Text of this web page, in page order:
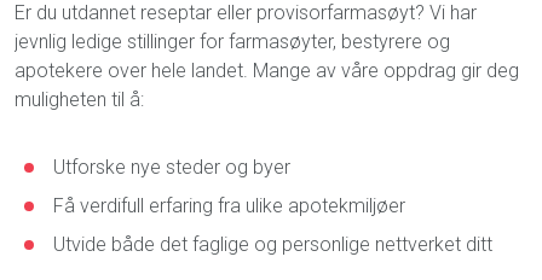
Er du utdannet reseptar eller provisorfarmasøyt? Vi har
jevnlig ledige stillinger for farmasøyter, bestyrere og
apotekere over hele landet. Mange av våre oppdrag gir deg
muligheten til å:
Utforske nye steder og byer
Få verdifull erfaring fra ulike apotekmiljøer
Utvide både det faglige og personlige nettverket ditt